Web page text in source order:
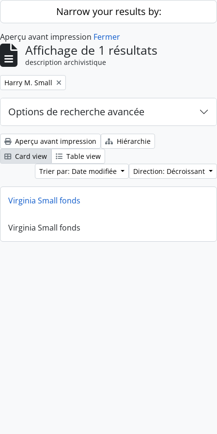
Skip to main contentNarrow your results by:
Aperçu avant impression Fermer
Affichage de 1 résultats
description archivistique
Remove filter:
Harry M. Small
Options de recherche avancée
Aperçu avant impression
Hiérarchie
Card view
Table view
Trier par: Date modifiée
Direction: Décroissant
Virginia Small fonds
Virginia Small fonds